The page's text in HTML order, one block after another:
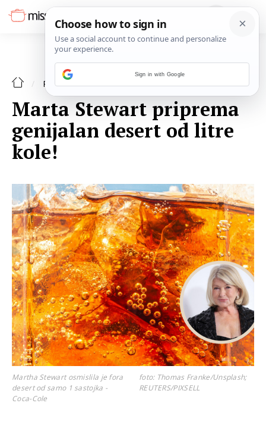
RECEPTI DESERT
Marta Stewart priprema
genijalan desert od litre
kole!
Martha Stewart osmislila je fora
desert od samo 1 sastojka -
Coca-Cole
foto: Thomas Franke/Unsplash;
REUTERS/PIXSELL
Sign in with Google